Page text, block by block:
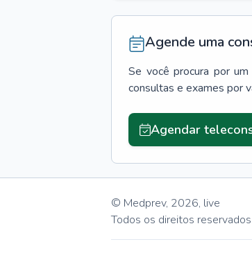
Agende uma
Se você procura por um
consultas e exames por
Agendar
© Medprev, 2026, live
Todos os direitos reservados